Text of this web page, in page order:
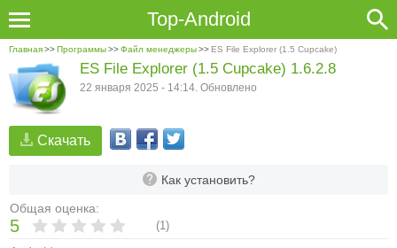
Top-Android
Главная>>Программы>>Файл менеджеры>> ES File Explorer (1.5 Cupcake)
Скачать
Как установить?
Общая оценка:
5 (1)
ES File Explorer (1.5 Cupcake) 1.6.2.8
22 января 2025 - 14:14. Обновлено